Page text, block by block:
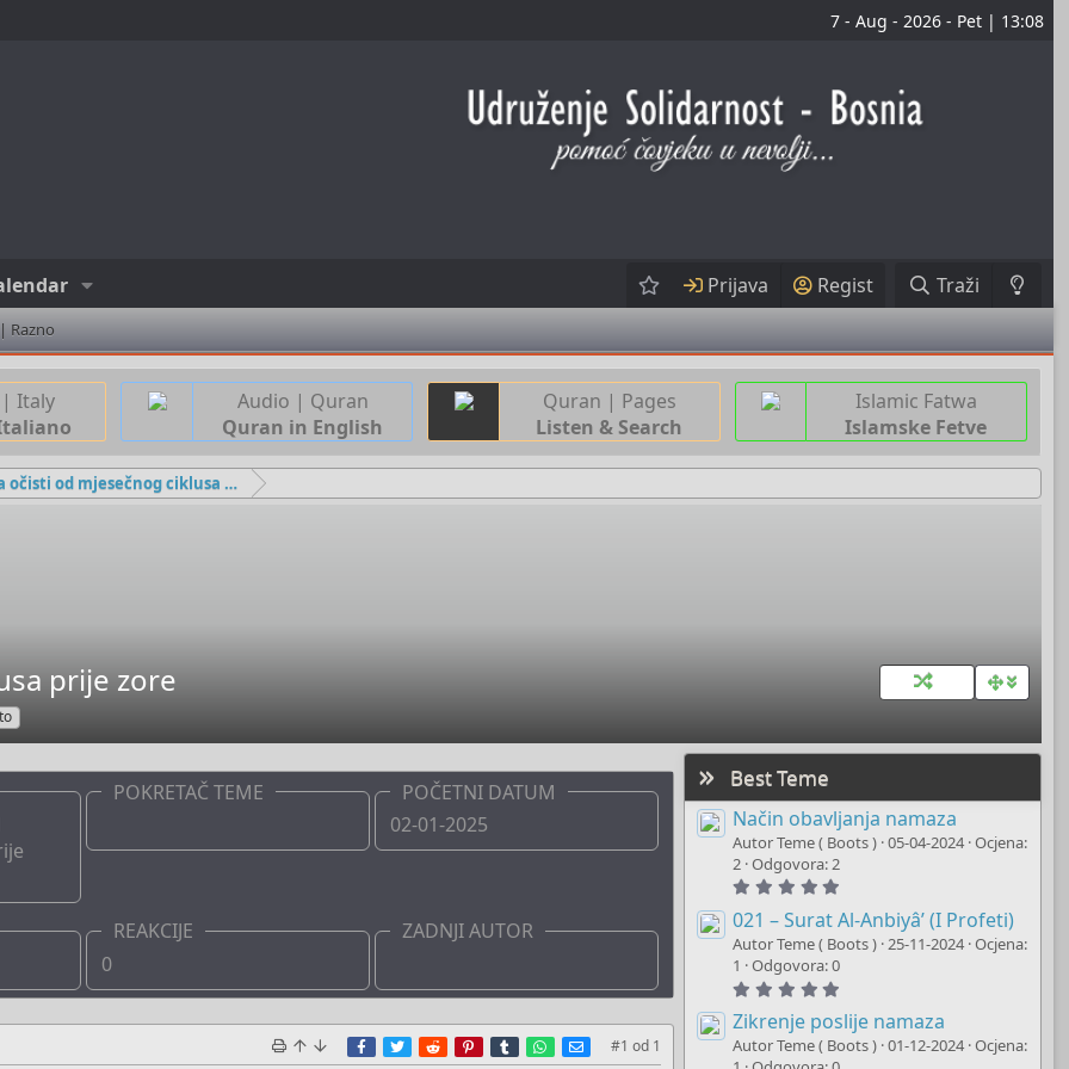
7 - Aug - 2026 - Pet | 13:08
Prijava Regist Traži
Razno
Italy
Audio | Quran
Quran in English
Quran | Pages
Listen & Search
Islamic Fatwa
Islamske Fetve
Ako se žena očisti od mjesečnog ciklusa prije zore
prije zore
to
POKRETAČ TEME
POČETNI DATUM
02-01-2025
REAKCIJE
0
ZADNJI AUTOR
Facebook
TwitterRedditPinterest
TumblrWhatsApp
E-mail
#1 od 1
Best Teme
Način obavljanja namaza
Autor Teme ( Boots ) 05-04-2024 Ocjena:
2 Odgovora: 2
0
0
s
(
s
)
021 – Surat Al-Anbiyâ’ (I Profeti)
Autor Teme ( Boots ) 25-11-2024 Ocjena:
1
Odgovora: 0
0
0
s
Zikrenje poslije namaza
Autor Teme ( Boots ) 01-12-2024 Ocjena: